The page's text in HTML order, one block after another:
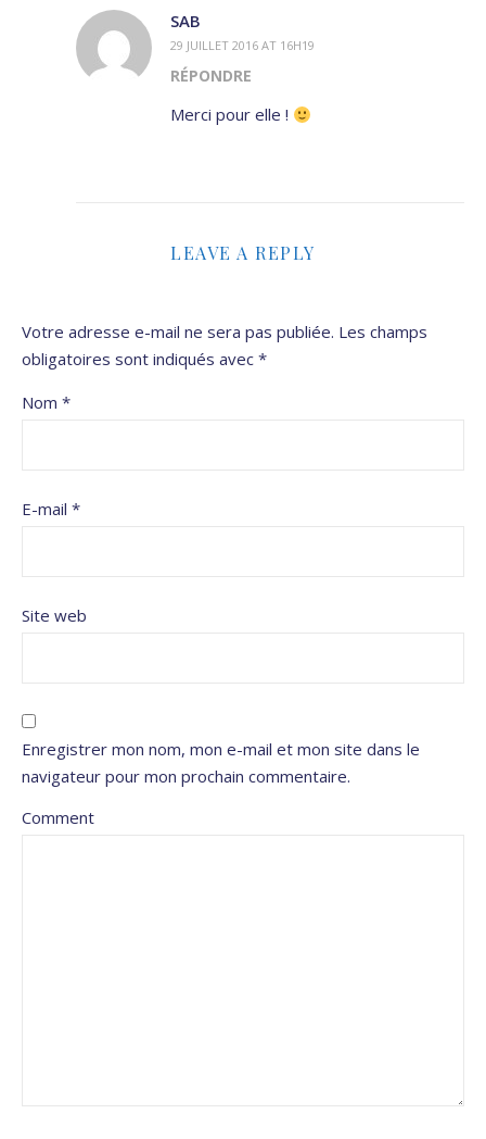
SAB
29 JUILLET 2016 AT 16H19
RÉPONDRE
Merci pour elle !
LEAVE A REPLY
Votre adresse e-mail ne sera pas publiée. Les champs
obligatoires sont indiqués avec *
Nom *
E-mail *
Site web
Enregistrer mon nom, mon e-mail et mon site dans le
navigateur pour mon prochain commentaire.
Comment